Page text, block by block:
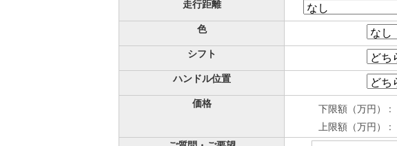
走行距離
色
シフト
ハンドル位置
価格
下限額（万円） :
上限額（万円） :